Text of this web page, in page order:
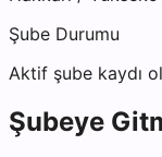
Şube Durumu
Aktif şube kaydı
Şubeye